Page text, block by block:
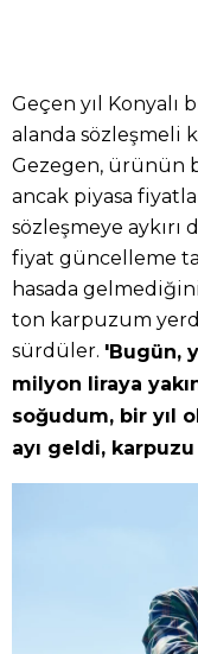
Geçen yıl Konyalı
alanda sözleşmeli
Gezegen, ürünün
ancak piyasa
sözleşmeye aykırı
fiyat güncelleme
hasada
ton karpuzum
sürdüler. 'Bugün,
milyon liraya
soğudum, bir yıl
ayı geldi,